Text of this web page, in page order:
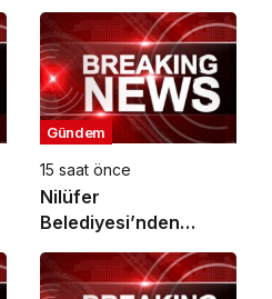
Gündem
15 saat önce
Nilüfer
Belediyesi’nden
kırtasiye desteği